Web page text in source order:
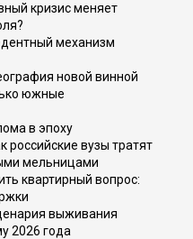
кризис меняет
механизм
новой винной
южные
в эпоху
российские вузы тратят
мельницами
квартирный вопрос:
выживания
2026 года